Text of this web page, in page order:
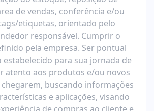
de vendas, conferência e/ou
etiquetas, orientado pelo
responsável. Cumprir o
pela empresa. Ser pontual
para sua jornada de
atento aos produtos e/ou novos
buscando informações
e aplicações, visando